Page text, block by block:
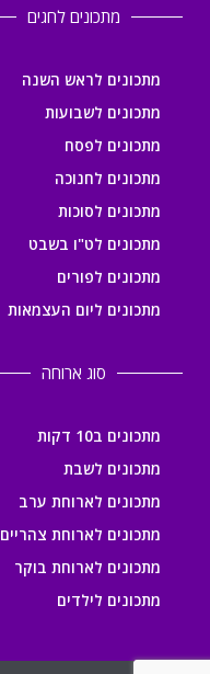
מתכונים לחגים
מתכונים לראש השנה
מתכונים לשבועות
מתכונים לפסח
מתכונים לחנוכה
מתכונים לסוכות
מתכונים לט"ו בשבט
מתכונים לפורים
מתכונים ליום העצמאות
סוג ארוחה
מתכונים ב10 דקות
מתכונים לשבת
מתכונים לארוחת ערב
מתכונים לארוחת צהריים
מתכונים לארוחת בוקר
מתכונים לילדים